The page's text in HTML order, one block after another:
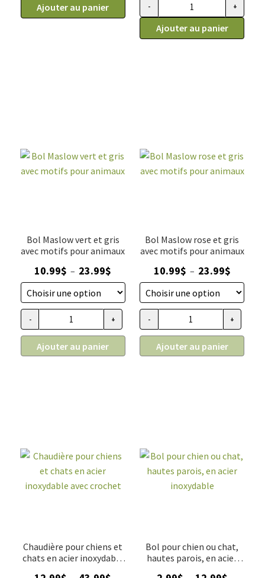
Ajouter au panier quantité de Distributeur de
- +
Ajouter au panier
Bol Maslow vert et gris
avec motifs pour animaux
10.99$ – 23.99$
de
prix :
10.99$
à
quantité de Bol Maslow vert et gris avec motifs pour
- +
Ajouter au panier
Bol Maslow rose et gris
avec motifs pour animaux
10.99$ – 23.99$Plage
de
prix :
10.99$
à
quantité de Bol Maslow rose
- +
Ajouter au panier
Chaudière pour chiens et
chats en acier inoxydable
Bol pour chien ou chat,
hautes parois, en acier
Plage